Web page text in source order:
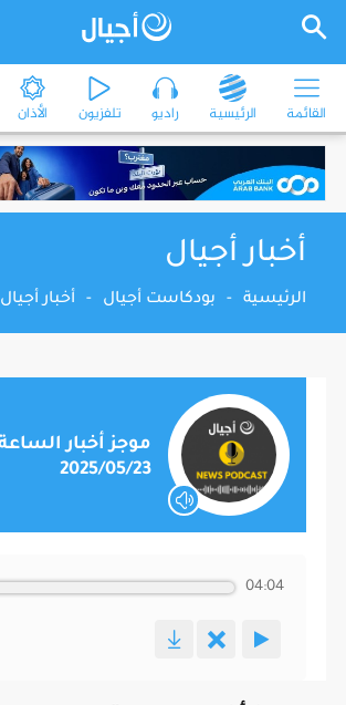
القائمة الرئيسية راديو تلفزيون الأذان
أخبار أجيال
الرئيسية - بودكاست أجيال - أخبار أجيال
2025/05/23
04:04